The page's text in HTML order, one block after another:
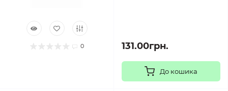
0 131.00грн.
До кошика